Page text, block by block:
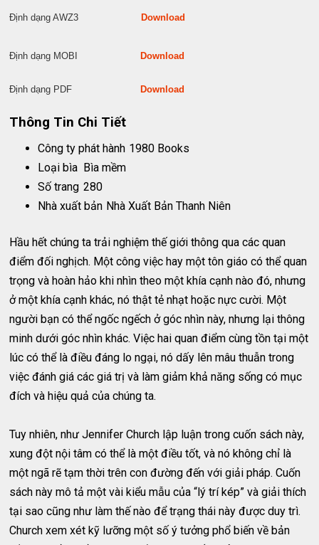
Định dạng AWZ3 Download
Định dạng MOBI Download
Định dạng PDF Download
Thông Tin Chi Tiết
Công ty phát hành 1980 Books
Loại bìa Bìa mềm
Số trang 280
Nhà xuất bản Nhà Xuất Bản Thanh Niên
Hầu hết chúng ta trải nghiệm thế giới thông qua các quan
điểm đối nghịch. Một công việc hay một tôn giáo có thể quan
trọng và hoàn hảo khi nhìn theo một khía cạnh nào đó, nhưng
ở một khía cạnh khác, nó thật tẻ nhạt hoặc nực cười. Một
người bạn có thể ngốc ngếch ở góc nhìn này, nhưng lại thông
minh dưới góc nhìn khác. Việc hai quan điểm cùng tồn tại một
lúc có thể là điều đáng lo ngại, nó dấy lên mâu thuẫn trong
việc đánh giá các giá trị và làm giảm khả năng sống có mục
đích và hiệu quả của chúng ta.
Tuy nhiên, như Jennifer Church lập luận trong cuốn sách này,
xung đột nội tâm có thể là một điều tốt, và nó không chỉ là
một ngã rẽ tạm thời trên con đường đến với giải pháp. Cuốn
sách này mô tả một vài kiểu mẫu của “lý trí kép” và giải thích
tại sao cũng như làm thế nào để trạng thái này được duy trì.
Church xem xét kỹ lưỡng một số ý tưởng phổ biến về bản